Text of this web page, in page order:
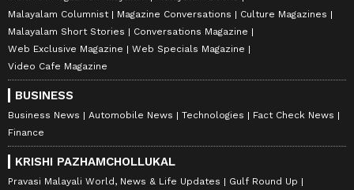
Malayalam Columnist
Magazine Conversations
Culture Magazines
Malayalam Short Stories
Conversations Magazine
Web Exclusive Magazine
Web Specials Magazine
Video Cafe Magazine
BUSINESS
Business News Automobile News Technologies
Fact Check News
Finance
KRISHI PAZHAMCHOLLUKAL
Pravasi Malayali World, News & Life Updates
Gulf Round Up